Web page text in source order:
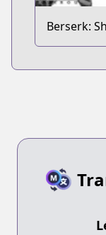
Berserk:
no Kami 2